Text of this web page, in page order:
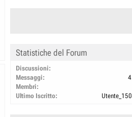
Statistiche del Forum
Discussioni
Messaggi
Membri
Ultimo Iscritto